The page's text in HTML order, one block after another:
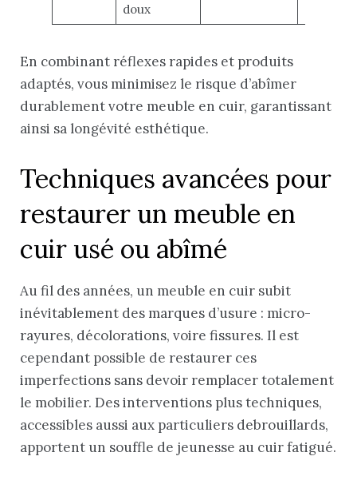
doux
En combinant réflexes rapides et produits
adaptés, vous minimisez le risque d’abîmer
durablement votre meuble en cuir, garantissant
ainsi sa longévité esthétique.
Techniques avancées pour
restaurer un meuble en
cuir usé ou abîmé
Au fil des années, un meuble en cuir subit
inévitablement des marques d’usure : micro-
rayures, décolorations, voire fissures. Il est
cependant possible de restaurer ces
imperfections sans devoir remplacer totalement
le mobilier. Des interventions plus techniques,
accessibles aussi aux particuliers debrouillards,
apportent un souffle de jeunesse au cuir fatigué.